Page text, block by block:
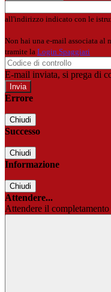
all'indirizzo indicato con le
Non hai una e-mail associata al
tramite la Login Spaggiari
E-mail inviata, si prega di
Errore
Chiudi
Successo
Chiudi
Informazione
Chiudi
Attendere...
Attendere il